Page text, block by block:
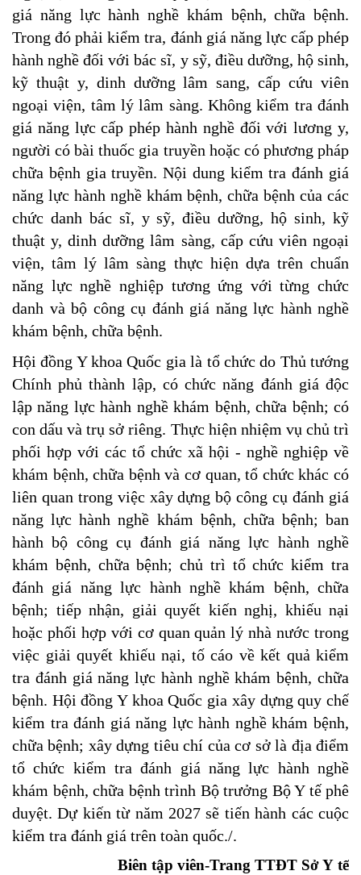
giá năng lực hành nghề khám bệnh, chữa bệnh.
Trong đó phải kiểm tra, đánh giá năng lực cấp phép
hành nghề đối với bác sĩ, y sỹ, điều dưỡng, hộ sinh,
kỹ thuật y, dinh dưỡng lâm sang, cấp cứu viên
ngoại viện, tâm lý lâm sàng. Không kiểm tra đánh
giá năng lực cấp phép hành nghề đối với lương y,
người có bài thuốc gia truyền hoặc có phương pháp
chữa bệnh gia truyền. Nội dung kiểm tra đánh giá
năng lực hành nghề khám bệnh, chữa bệnh của các
chức danh bác sĩ, y sỹ, điều dưỡng, hộ sinh, kỹ
thuật y, dinh dưỡng lâm sàng, cấp cứu viên ngoại
viện, tâm lý lâm sàng thực hiện dựa trên chuẩn
năng lực nghề nghiệp tương ứng với từng chức
danh và bộ công cụ đánh giá năng lực hành nghề
khám bệnh, chữa bệnh.
Hội đồng Y khoa Quốc gia là tổ chức do Thủ tướng
Chính phủ thành lập, có chức năng đánh giá độc
lập năng lực hành nghề khám bệnh, chữa bệnh; có
con dấu và trụ sở riêng. Thực hiện nhiệm vụ chủ trì
phối hợp với các tổ chức xã hội - nghề nghiệp về
khám bệnh, chữa bệnh và cơ quan, tổ chức khác có
liên quan trong việc xây dựng bộ công cụ đánh giá
năng lực hành nghề khám bệnh, chữa bệnh; ban
hành bộ công cụ đánh giá năng lực hành nghề
khám bệnh, chữa bệnh; chủ trì tổ chức kiểm tra
đánh giá năng lực hành nghề khám bệnh, chữa
bệnh; tiếp nhận, giải quyết kiến nghị, khiếu nại
hoặc phối hợp với cơ quan quản lý nhà nước trong
việc giải quyết khiếu nại, tố cáo về kết quả kiểm
tra đánh giá năng lực hành nghề khám bệnh, chữa
bệnh. Hội đồng Y khoa Quốc gia xây dựng quy chế
kiểm tra đánh giá năng lực hành nghề khám bệnh,
chữa bệnh; xây dựng tiêu chí của cơ sở là địa điểm
tổ chức kiểm tra đánh giá năng lực hành nghề
khám bệnh, chữa bệnh trình Bộ trưởng Bộ Y tế phê
duyệt. Dự kiến từ năm 2027 sẽ tiến hành các cuộc
kiểm tra đánh giá trên toàn quốc./.
Biên tập viên-Trang TTĐT Sở Y tế